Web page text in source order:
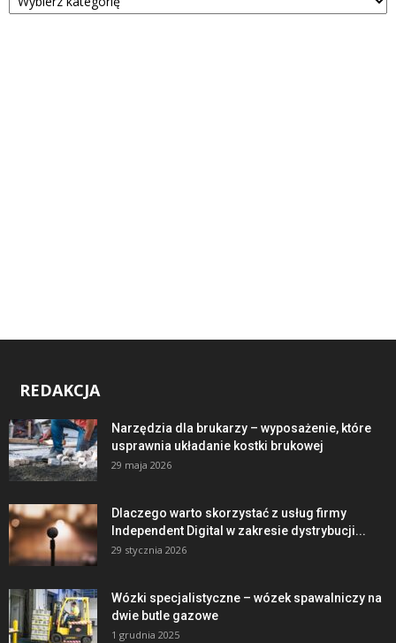
REDAKCJA
Narzędzia dla brukarzy – wyposażenie, które
usprawnia układanie kostki brukowej
29 maja 2026
Dlaczego warto skorzystać z usług firmy
Independent Digital w zakresie dystrybucji...
29 stycznia 2026
Wózki specjalistyczne – wózek spawalniczy na
dwie butle gazowe
1 grudnia 2025